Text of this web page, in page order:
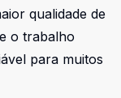
qualidade de
o trabalho
para muitos